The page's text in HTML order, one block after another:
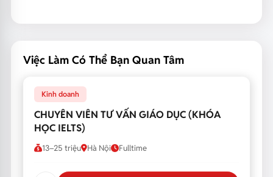
Việc Làm Có Thể Bạn Quan Tâm
Kinh doanh
CHUYÊN VIÊN TƯ VẤN GIÁO DỤC (KHÓA
HỌC IELTS)
13–25 triệu Hà Nội Fulltime